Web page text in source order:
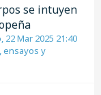
se intuyen
22 Mar 2025 21:40
ensayos y